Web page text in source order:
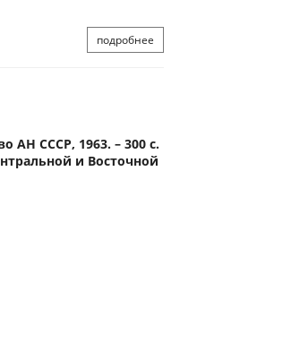
подробнее
АН СССР, 1963. – 300 с.
и Восточной